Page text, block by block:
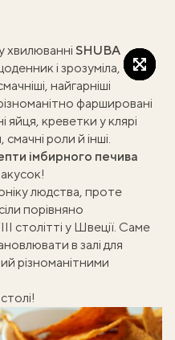
хвилюванні SHUBA
і зрозуміла,
найгарніші
фаршировані
яйця, креветки у клярі
роли й інші.
імбирного печива
людства, проте
порівняно
столітті у Швеції. Саме
в залі для
різноманітними